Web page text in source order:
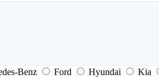
Benz Ford Hyundai Kia